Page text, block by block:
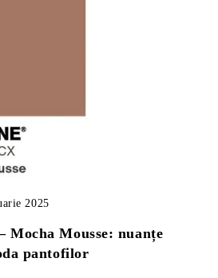
Mocha Mousse: nuanțe
pantofilor
2025